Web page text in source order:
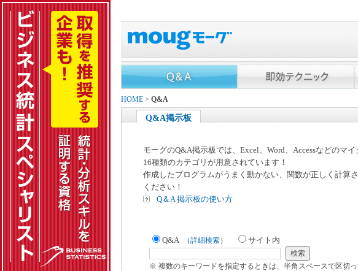
HOME > Q&A
Q&A掲示板
モーグのQ&A掲示板では、Excel、Word、Accessなどのマ
16種類のカテゴリが用意されています！
作成したプログラムがうまく動かない、関数が正しく計算
ください！
Q＆A 掲示板の使い方
Q&A （詳細検索） サイト内
※ 複数のキーワードを指定するときは、半角スペースで区切っ